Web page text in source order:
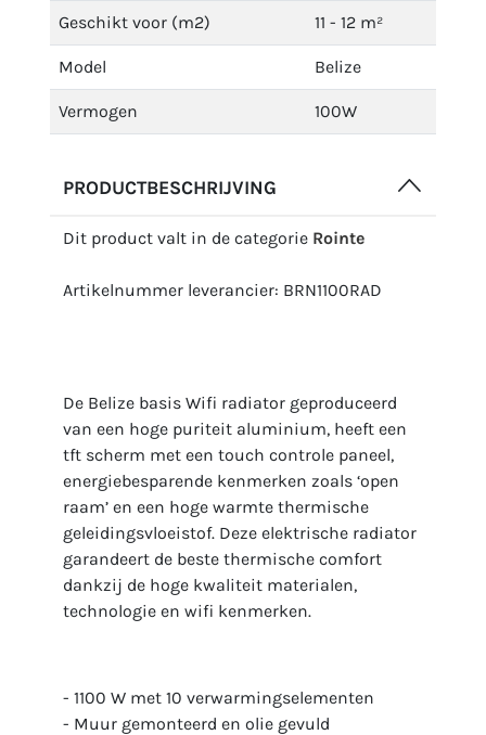
Geschikt voor (m2) 11 - 12 m²
Model Belize
Vermogen 100W
PRODUCTBESCHRIJVING
Dit product valt in de categorie Rointe
Artikelnummer leverancier: BRN1100RAD
De Belize basis Wifi radiator geproduceerd
van een hoge puriteit aluminium, heeft een
tft scherm met een touch controle paneel,
energiebesparende kenmerken zoals ‘open
raam’ en een hoge warmte thermische
geleidingsvloeistof. Deze elektrische radiator
garandeert de beste thermische comfort
dankzij de hoge kwaliteit materialen,
technologie en wifi kenmerken.
- 1100 W met 10 verwarmingselementen
- Muur gemonteerd en olie gevuld